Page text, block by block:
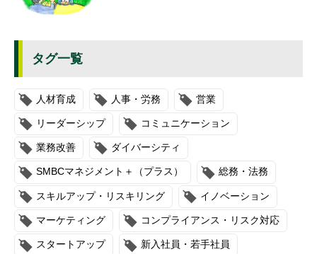
タグ一覧
人材育成 人事・労務 営業
リーダーシップ コミュニケーション
業務改善 ダイバーシティ
SMBCマネジメント＋（プラス） 総務・法務
スキルアップ・リスキリング イノベーション
マーケティング コンプライアンス・リスク対応
スタートアップ 新入社員・若手社員